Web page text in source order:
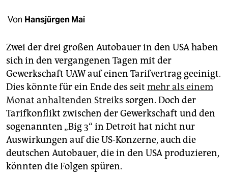
fragen & hilfe
unterstützen
abo
genossenschaft
epaper login
Von Hansjürgen Mai
Zwei der drei großen Autobauer in den USA haben
sich in den vergangenen Tagen mit der
Gewerkschaft UAW auf einen Tarifvertrag geeinigt.
Dies könnte für ein Ende des seit mehr als einem
Monat anhaltenden Streiks sorgen. Doch der
Tarifkonflikt zwischen der Gewerkschaft und den
sogenannten „Big 3“ in Detroit hat nicht nur
Auswirkungen auf die US-Konzerne, auch die
deutschen Autobauer, die in den USA produzieren,
könnten die Folgen spüren.